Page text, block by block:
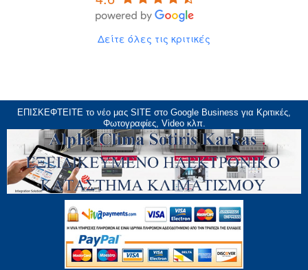
Δείτε όλες τις κριτικές
ΕΠΙΣΚΕΦΤΕΙΤΕ το νέο μας SITE στο Google Business για Κριτικές,
Φωτογραφίες, Video κλπ.